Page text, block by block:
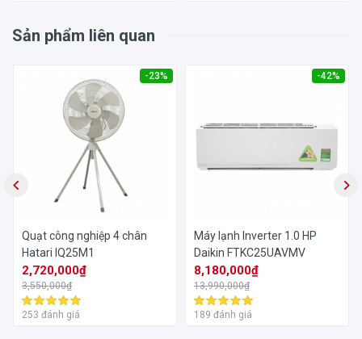
hưởng đến sinh hoạt xung quanh.
Sản phẩm liên quan
-23%
Quạt công nghiệp 4 chân
Hatari IQ25M1
2,720,000₫
3,550,000₫
253 đánh giá
-42%
Máy lạnh Inverter 1.0 HP
Daikin FTKC25UAVMV
8,180,000₫
13,990,000₫
189 đánh giá